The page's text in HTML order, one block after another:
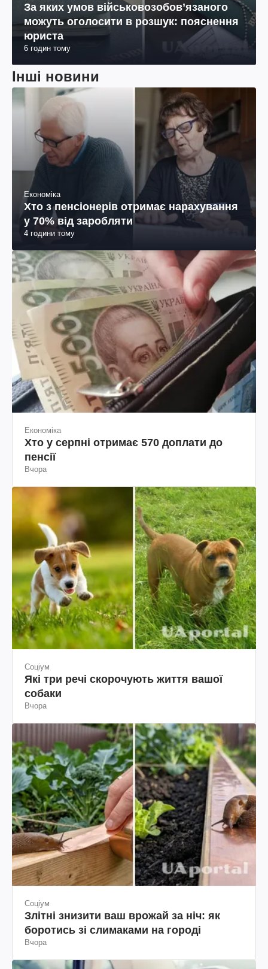
За яких умов військовозобов’язаного
можуть оголосити в розшук: пояснення
юриста
6 годин тому
Інші новини
Економіка
Хто з пенсіонерів отримає нарахування
у 70% від заробляти
4 години тому
Економіка
Хто у серпні отримає 570 доплати до
пенсії
Вчора
Соціум
Які три речі скорочують життя вашої
собаки
Вчора
Соціум
Злітні знизити ваш врожай за ніч: як
боротись зі слимаками на городі
Вчора